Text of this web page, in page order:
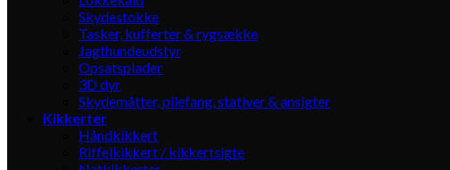
Skydestokke
Tasker, kufferter & rygsække
Jagthundeudstyr
Opsatsplader
3D dyr
Skydemåtter, pilefang, stativer & ansigter
Kikkerter
Håndkikkert
Riffelkikkert / kikkertsigte